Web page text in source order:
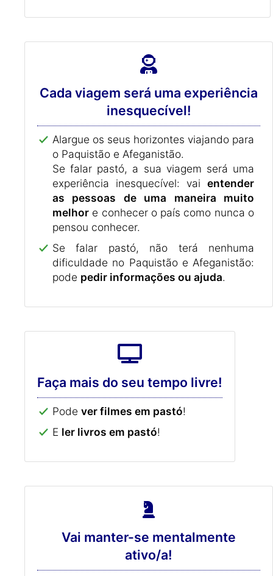
Cada viagem será uma experiência
inesquecível!
Alargue os seus horizontes viajando para
o Paquistão e Afeganistão.
Se falar pastó, a sua viagem será uma
experiência inesquecível: vai entender
as pessoas de uma maneira muito
melhor e conhecer o país como nunca o
pensou conhecer.
Se falar pastó, não terá nenhuma
dificuldade no Paquistão e Afeganistão:
pode pedir informações ou ajuda.
Faça mais do seu tempo livre!
Pode ver filmes em pastó!
E ler livros em pastó!
Vai manter-se mentalmente
ativo/a!